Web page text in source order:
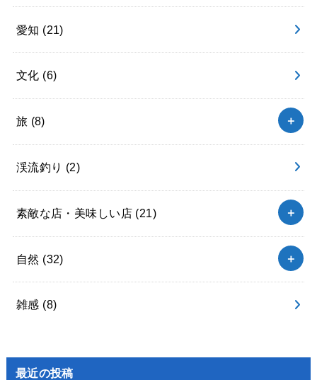
愛知 (21)
文化 (6)
旅 (8)
渓流釣り (2)
素敵な店・美味しい店 (21)
自然 (32)
雑感 (8)
最近の投稿